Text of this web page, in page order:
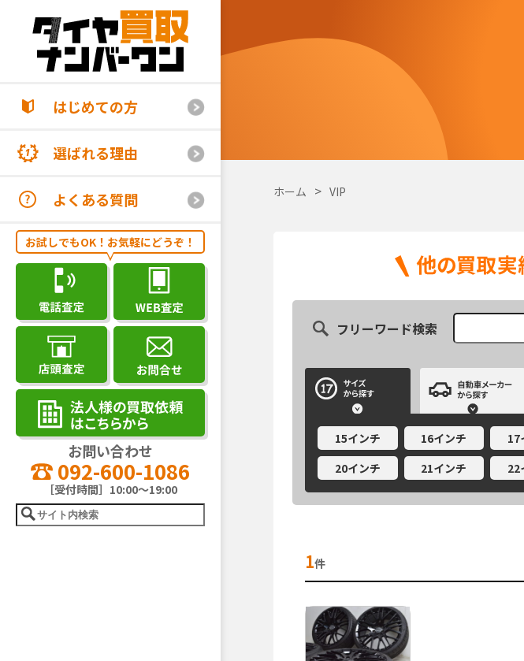
はじめての方
選ばれる理由
よくある質問
お試しでもOK！お気軽にどうぞ！
お問い合わせ
092-600-1086
［受付時間］10:00～19:00
ホーム VIP
フリーワード検索
サイズから探す
15インチ 16インチ 17
20インチ
21インチ 22
1件